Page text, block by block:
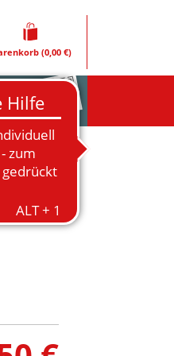
(0,00 €)